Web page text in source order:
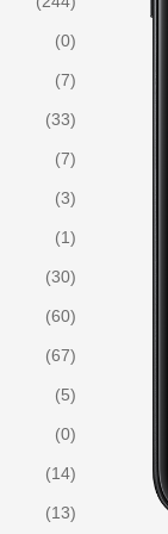
(0)
(7)
(33)
(7)
(3)
(1)
(30)
(60)
(67)
(5)
(0)
(14)
(13)